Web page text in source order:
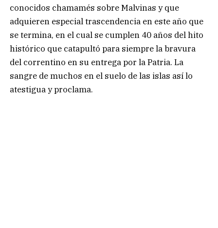
conocidos chamamés sobre Malvinas y que
adquieren especial trascendencia en este año que
se termina, en el cual se cumplen 40 años del hito
histórico que catapultó para siempre la bravura
del correntino en su entrega por la Patria. La
sangre de muchos en el suelo de las islas así lo
atestigua y proclama.